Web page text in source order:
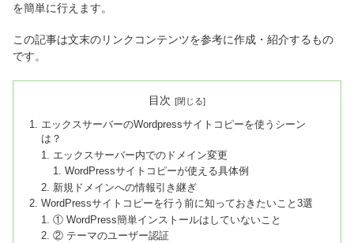
を簡単に行えます。
この記事は文末のリンクコンテンツを参考に作成・紹介するもの
です。
目次
エックスサーバーのWordpressサイトコピーを使うシーン
は？
エックスサーバー内でのドメイン変更
WordPressサイトコピーが使える具体例
新規ドメインへの情報引き継ぎ
WordPressサイトコピーを行う前に知っておきたいこと3選
① WordPress簡単インストールはしていないこと
② テーマのユーザー認証